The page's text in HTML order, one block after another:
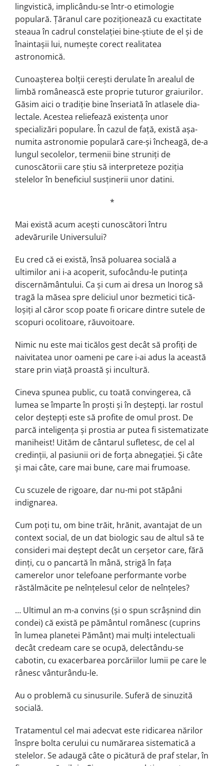
lingvistică, impli­cân­du-se într-o etimologie
populară. Ță­ranul care poziționează cu exactitate
steaua în cadrul constelației bine-știute de el și de
înaintașii lui, numește corect realitatea
astronomică.
Cunoașterea bolții cerești derulate în arealul de
limbă românească este pro­prie tuturor graiurilor.
Găsim aici o tradiție bine înseriată în atlasele dia­
lec­tale. Acestea reliefează existența unor
specializări populare. În cazul de față, există așa-
numita astronomie populară care-și încheagă, de-a
lungul secolelor, termenii bine struniți de
cunoscătorii care știu să interpreteze poziția
stelelor în beneficiul susținerii unor datini.
*
Mai există acum acești cunoscători întru
adevărurile Universului?
Eu cred că ei există, însă poluarea socială a
ultimilor ani i-a acoperit, su­fo­cându-le putința
discernământului. Ca și cum ai dresa un Inorog să
tragă la mă­sea spre deliciul unor bezmetici tică­
loșiți al căror scop poate fi oricare dintre sutele de
scopuri ocolitoare, rău­voitoare.
Nimic nu este mai ticălos gest decât să profiți de
naivitatea unor oameni pe care i-ai adus la această
stare prin viață proastă și incultură.
Cineva spunea public, cu toată con­vingerea, că
lumea se împarte în proști și în deștepți. Iar rostul
celor deș­tepți este să profite de omul prost. De
parcă inteligența și prostia ar putea fi sistematizate
maniheist! Uităm de cân­ta­rul sufletesc, de cel al
credinții, al pa­siu­nii ori de forța abnegației. Și câte
și mai câte, care mai bune, care mai fru­moase.
Cu scuzele de rigoare, dar nu-mi pot stăpâni
indignarea.
Cum poți tu, om bine trăit, hrănit, avantajat de un
context social, de un dat biologic sau de altul să te
consideri mai deștept decât un cerșetor care, fără
dinți, cu o pancartă în mână, strigă în fața
camerelor unor telefoane perfor­man­te vorbe
răstălmăcite pe neîn­țe­le­sul celor de neînțeles?
… Ultimul an m-a convins (și o spun scrâșnind din
condei) că există pe pământul românesc (cuprins
în lumea planetei Pământ) mai mulți intelectuali
decât credeam care se ocupă, delec­tân­du-se
cabotin, cu exacerbarea porcă­rii­lor lumii pe care le
rânesc vântu­rându-le.
Au o problemă cu sinusurile. Su­feră de sinuzită
socială.
Tratamentul cel mai adecvat este ridicarea nărilor
înspre bolta cerului cu numărarea sistematică a
stelelor. Se ada­ugă câte o picătură de praf stelar, în